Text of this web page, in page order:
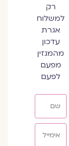
רק
למשלוח
אגרת
עדכון
מהמגזין
מפעם
לפעם